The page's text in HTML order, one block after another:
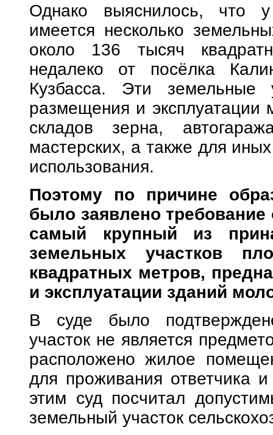
Однако выяснилось, что
имеется несколько
около 136 тысяч
недалеко от посёлка
Кузбасса. Эти земельные
размещения и
складов зерна,
мастерских, а также для
использования.
Поэтому по причине
было заявлено
самый крупный из
земельных участков
квадратных метров,
и эксплуатации зданий
В суде было
участок не является
расположено жилое
для проживания ответчика
этим суд посчитал
земельный участок